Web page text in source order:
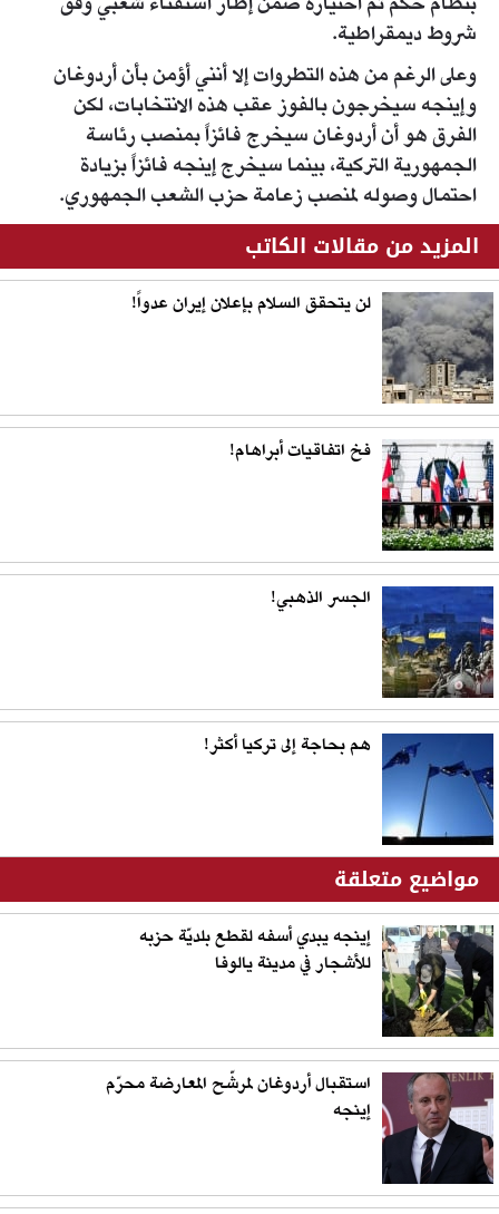
شروط ديمقراطية.
وعلى الرغم من هذه التطروات إلا أنني أؤمن بأن أردوغان
وإينجه سيخرجون بالفوز عقب هذه الانتخابات، لكن
الفرق هو أن أردوغان سيخرج فائزاً بمنصب رئاسة
الجمهورية التركية، بينما سيخرج إينجه فائزاً بزيادة
احتمال وصوله لمنصب زعامة حزب الشعب الجمهوري.
المزيد من مقالات الكاتب
لن يتحقق السلام بإعلان إيران عدواً!
فخ اتفاقيات أبراهام!
الجسر الذهبي!
هم بحاجة إلى تركيا أكثر!
مواضيع متعلقة
إينجه يبدي أسفه لقطع بلديّة حزبه
للأشجار في مدينة يالوفا
استقبال أردوغان لمرشّح المعارضة محرّم
إينجه